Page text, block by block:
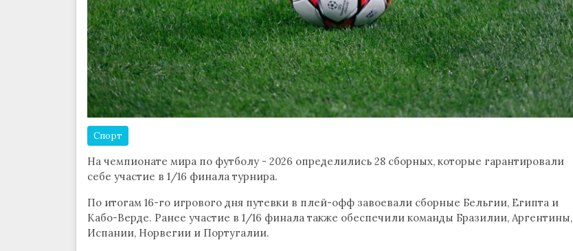
Спорт
На чемпионате мира по футболу - 2026 определились 28 сборных, которые гарантировали
себе участие в 1/16 финала турнира.
По итогам 16-го игрового дня путевки в плей-офф завоевали сборные Бельгии, Египта и
Кабо-Верде. Ранее участие в 1/16 финала также обеспечили команды Бразилии, Аргентины,
Испании, Норвегии и Португалии.